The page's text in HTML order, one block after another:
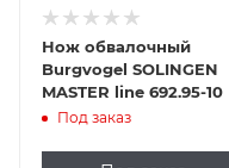
Нож обвалочный
Burgvogel SOLINGEN
MASTER line 692.95-10
Под заказ